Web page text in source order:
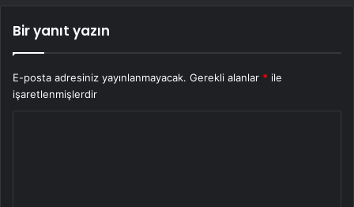
Bir yanıt yazın
E-posta adresiniz yayınlanmayacak. Gerekli alanlar * ile
işaretlenmişlerdir